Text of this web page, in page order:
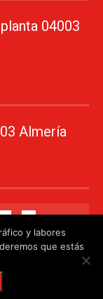
04003
Almería
y labores
que estás